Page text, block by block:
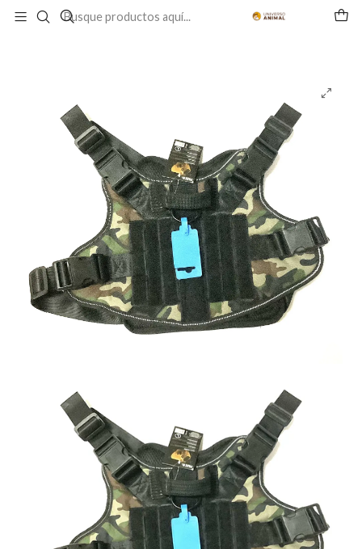
Inicio PERRO PASEOS Y VIAJES
Arnés y Correas
Arnés Diseño Militar Camuflaje L